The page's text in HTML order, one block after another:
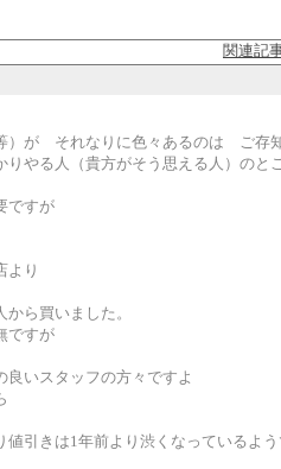
関連記
）が それなりに色々あるのは ご存
やる人（貴方がそう思える人）のとこ
ですが
より
ら買いました。
ですが
いスタッフの方々ですよ
引きは1年前より渋くなっているよ